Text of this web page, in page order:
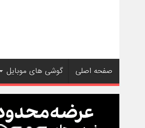
صفحه اصلی گوشی های موبایل